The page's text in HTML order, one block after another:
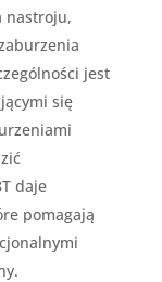
nastroju,
jest
się
daje
pomagają